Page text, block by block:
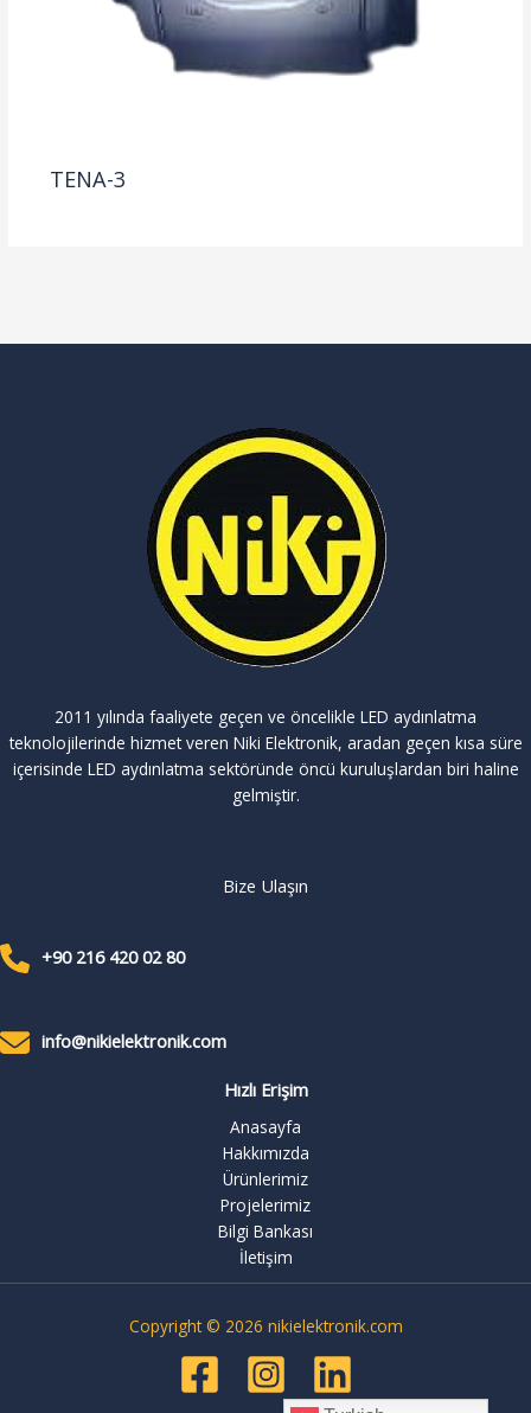
TENA-3
2011 yılında faaliyete geçen ve öncelikle LED aydınlatma
teknolojilerinde hizmet veren Niki Elektronik, aradan geçen kısa süre
içerisinde LED aydınlatma sektöründe öncü kuruluşlardan biri haline
gelmiştir.
Bize Ulaşın
+90 216 420 02 80
info@nikielektronik.com
Hızlı Erişim
Anasayfa
Hakkımızda
Ürünlerimiz
Projelerimiz
Bilgi Bankası
İletişim
Copyright © 2026 nikielektronik.com